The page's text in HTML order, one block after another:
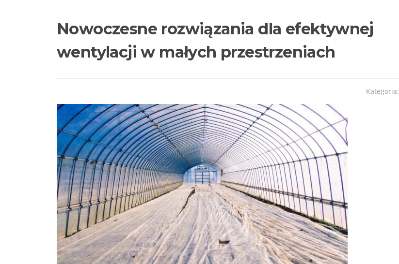
Nowoczesne rozwiązania dla efektywnej
wentylacji w małych przestrzeniach
Kategoria: